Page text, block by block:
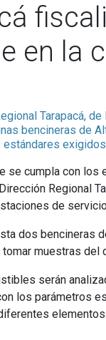
en la
Tarapacá,
bencineras de
se cumpla con los
Regional
de
dos bencineras
tomar muestras
serán
los parámetros
elementos.